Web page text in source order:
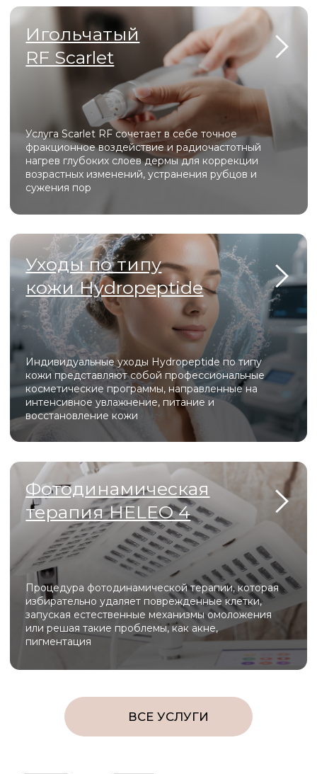
О
Мы создали уникальное пространство, в котором
гармонично сочетаются современные технологии,
профессионализм мастеров и атмосфера уюта. Здесь
каждая деталь продумана для того, чтобы вы могли
расслабиться, почувствовать заботу и насладиться
процессом преображения.
У нас вы сможете подчеркнуть свою естественную
красоту, сохранить молодость и здоровье, а также
выразить свою индивидуальность.
ПОДРОБНЕЕ
Комфортные, хорошо оборудованные
кабинеты
Регулярные скидки и акции для
новых пациентов
Специалисты
с 10-летним опытом